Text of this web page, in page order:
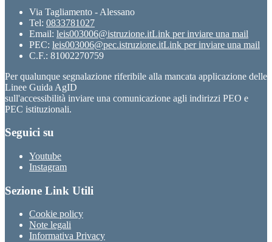
Via Tagliamento - Alessano
Tel: 0833781027
Email: leis003006@istruzione.itLink per inviare una mail
PEC: leis003006@pec.istruzione.itLink per inviare una mail
C.F.: 81002270759
Per qualunque segnalazione riferibile alla mancata applicazione delle
Linee Guida AgID
sull'accessibilità inviare una comunicazione agli indirizzi PEO e
PEC istituzionali.
Seguici su
Youtube
Instagram
Sezione Link Utili
Cookie policy
Note legali
Informativa Privacy